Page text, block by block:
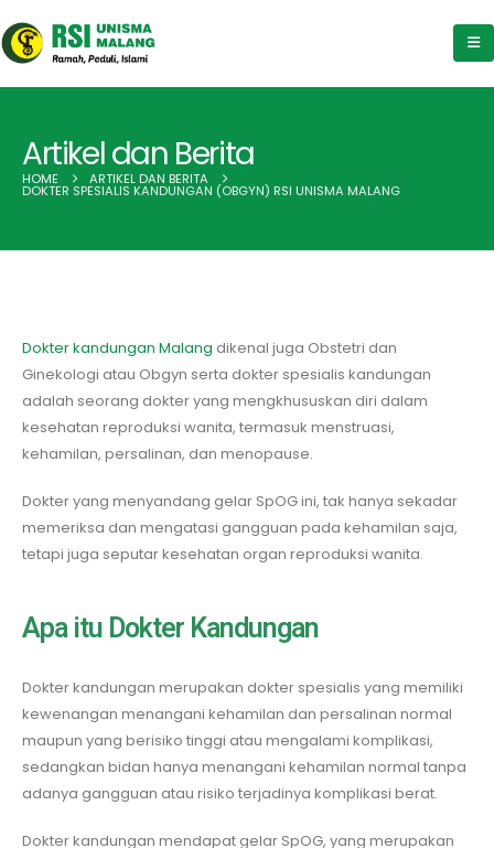
Artikel dan Berita
HOME ARTIKEL DAN BERITA
DOKTER SPESIALIS KANDUNGAN (OBGYN) RSI UNISMA MALANG
Dokter kandungan Malang dikenal juga Obstetri dan
Ginekologi atau Obgyn serta dokter spesialis kandungan
adalah seorang dokter yang mengkhususkan diri dalam
kesehatan reproduksi wanita, termasuk menstruasi,
kehamilan, persalinan, dan menopause.
Dokter yang menyandang gelar SpOG ini, tak hanya sekadar
memeriksa dan mengatasi gangguan pada kehamilan saja,
tetapi juga seputar kesehatan organ reproduksi wanita.
Apa itu Dokter Kandungan
Dokter kandungan merupakan dokter spesialis yang memiliki
kewenangan menangani kehamilan dan persalinan normal
maupun yang berisiko tinggi atau mengalami komplikasi,
sedangkan bidan hanya menangani kehamilan normal tanpa
adanya gangguan atau risiko terjadinya komplikasi berat.
Dokter kandungan mendapat gelar SpOG, yang merupakan